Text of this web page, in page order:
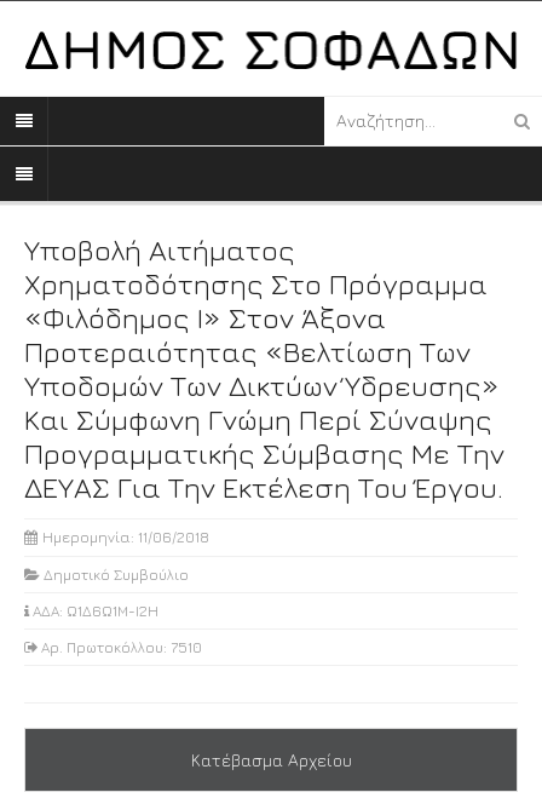
Υποβολή Αιτήματος
Χρηματοδότησης Στο Πρόγραμμα
«Φιλόδημος Ι» Στον Άξονα
Προτεραιότητας «Βελτίωση Των
Υποδομών Των Δικτύων Ύδρευσης»
Και Σύμφωνη Γνώμη Περί Σύναψης
Προγραμματικής Σύμβασης Με Την
ΔΕΥΑΣ Για Την Εκτέλεση Του Έργου.
Ημερομηνία: 11/06/2018
Δημοτικό Συμβούλιο
ΑΔΑ: Ω1Δ6Ω1Μ-Ι2Η
Αρ. Πρωτοκόλλου: 7510
Κατέβασμα Αρχείου